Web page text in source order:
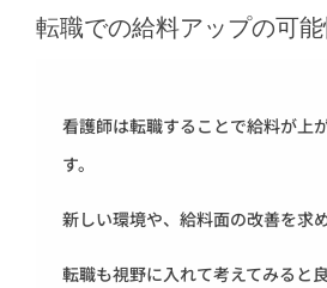
転職での給料アップの可
看護師は転職することで給料が上
す。
新しい環境や、給料面の改善を求
転職も視野に入れて考えてみると